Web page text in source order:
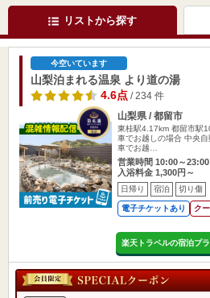
リストから探す
今空いています
山梨泊まれる温泉 より道の湯
4.6点/ 234 件
山梨県 / 都留市
東桂駅4.17km 都留市駅
車でお越しの場合 中央
車でお越…
営業時間 10:00～23:00
入浴料金 1,300円～
日帰り 宿泊 切り傷
電子チケットあり ク
楽天トラベルの宿泊プ